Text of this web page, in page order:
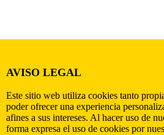
AVISO LEGAL
Este sitio web utiliza cookies tanto
poder ofrecer una experiencia
afines a sus intereses. Al hacer uso de
forma expresa el uso de cookies por